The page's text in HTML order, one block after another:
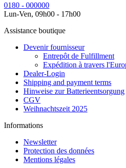
0180 - 000000
Lun-Ven, 09h00 - 17h00
Assistance boutique
Devenir fournisseur
Entrepôt de Fulfillment
Expédition à travers
Dealer-Login
Shipping and payment terms
Hinweise zur Batterieentsorgung
CGV
Weihnachtszeit 2025
Informations
Newsletter
Protection des données
Mentions légales